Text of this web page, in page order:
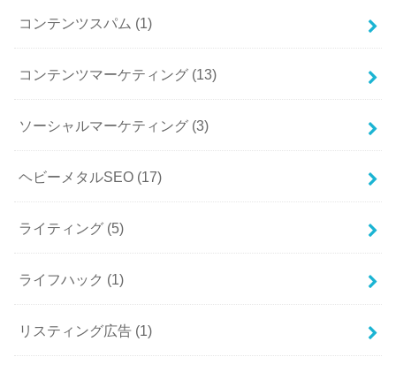
コンテンツスパム (1)
コンテンツマーケティング (13)
ソーシャルマーケティング (3)
ヘビーメタルSEO (17)
ライティング (5)
ライフハック (1)
リスティング広告 (1)